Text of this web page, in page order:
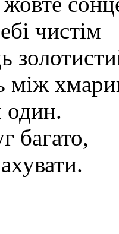
чистім
між
один.
багато,